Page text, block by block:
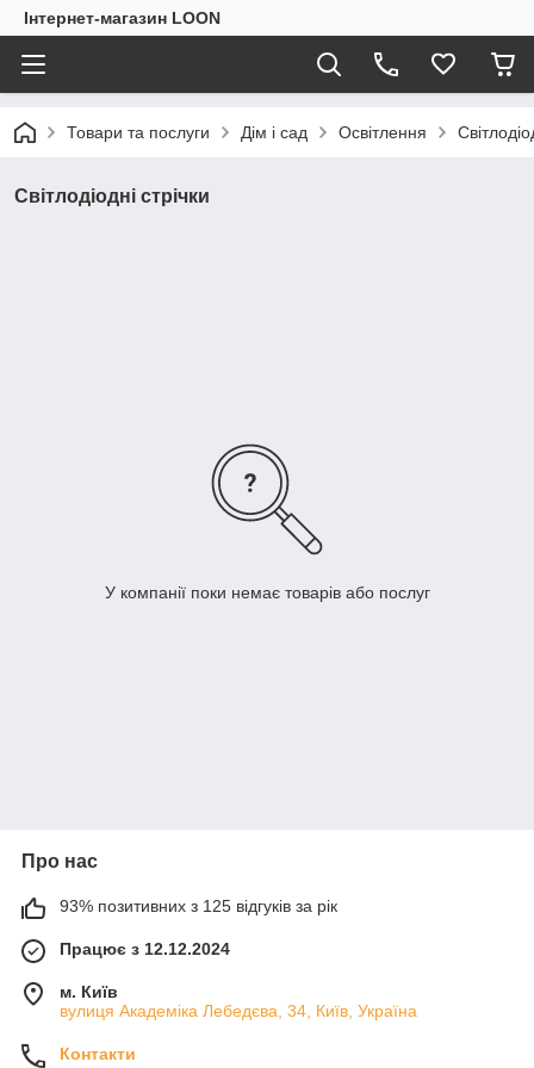
Інтернет-магазин LOON
Товари та послуги Дім і сад Освітлення
Світлодіодні стрічки
У компанії поки немає товарів або послуг
Про нас
93% позитивних з 125 відгуків за рік
Працює з 12.12.2024
м. Київ
вулиця Академіка Лебедєва, 34, Київ, Україна
Контакти